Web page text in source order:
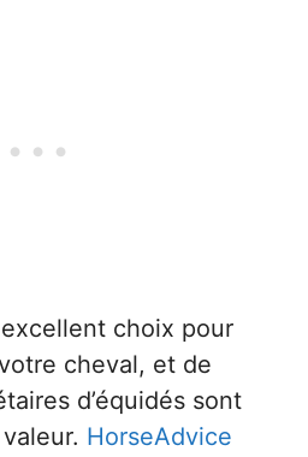
choix pour
cheval, et de
d’équidés sont
HorseAdvice